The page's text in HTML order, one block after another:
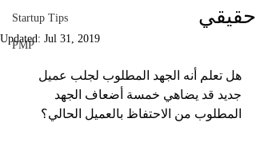
Startup Tips
PMP
حقيقي
Updated: Jul 31, 2019
هل تعلم أنه الجهد المطلوب لجلب عميل
جديد قد يضاهي خمسة أضعاف الجهد
المطلوب من الاحتفاظ بالعميل الحالي؟